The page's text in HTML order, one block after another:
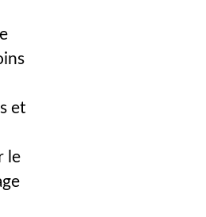
et
le